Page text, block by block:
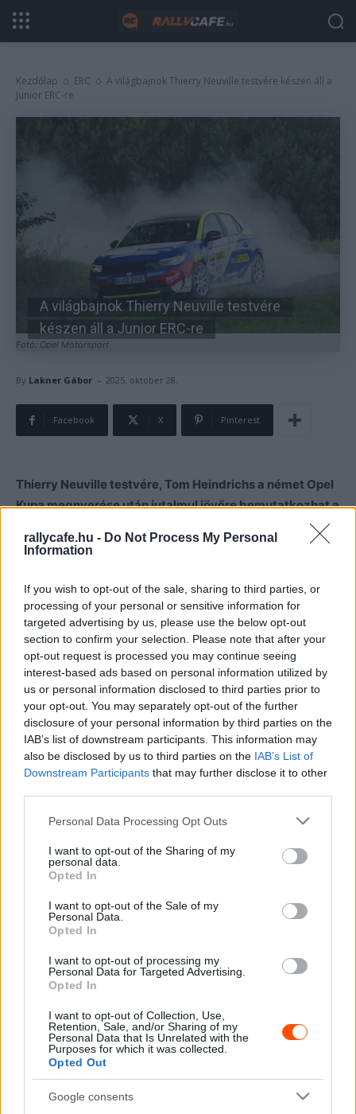
rallycafe.hu - Do Not Process My Personal
Information
If you wish to opt-out of the sale, sharing to third parties, or
processing of your personal or sensitive information for
targeted advertising by us, please use the below opt-out
section to confirm your selection. Please note that after your
opt-out request is processed you may continue seeing
interest-based ads based on personal information utilized by
us or personal information disclosed to third parties prior to
your opt-out. You may separately opt-out of the further
disclosure of your personal information by third parties on the
IAB’s list of downstream participants. This information may
also be disclosed by us to third parties on the IAB’s List of
Downstream Participants that may further disclose it to other
Please note that this website/app uses one or more Google
not limited to your visit or usage behaviour. You may click to
grant or deny consent to Google and its third-party tags to
use your data for below specified purposes in below Google
consent section.
Personal Data Processing Opt Outs
I want to opt-out of the Sharing of my
personal data.
Opted In
I want to opt-out of the Sale of my
Personal Data.
Opted In
I want to opt-out of processing my
Personal Data for Targeted Advertising.
Opted In
I want to opt-out of Collection, Use,
Retention, Sale, and/or Sharing of my
Personal Data that Is Unrelated with the
Purposes for which it was collected.
Opted Out
Google consents
Kezdőlap ERC
A világbajnok Thierry Neuville testvére készen áll a
Junior ERC-re
Fotó: Opel Motorsport
A világbajnok Thierry Neuville testvére
készen áll a Junior ERC-re
By Lakner Gábor - 2025. október 28.
Facebook X Pinterest
Thierry Neuville testvére, Tom Heindrichs a német Opel
Kupa megnyerése után jutalmul jövőre bemutatkozhat a
nyerte meg a német Opel Kupát, így 2026-ban a Junior
ERC-ben indulhat. A 21 éves belga versenyző bajnoki
címe a Közép-Európa Rally betétfutamán dőlt el, amikor
riválisa, Alex Espanol az utolsó szakaszon
balesetet
szenvedett.
„Időbe telik, mire ez az egész leülepedik bennem. Nehéz
szezon volt, és nem ment mindig minden a terv szerint,
de megpróbáltuk mindenből a legjobbat kihozni. Ez tett
minket erőssé és segített megőrizni a hidegvérünket a
szoros versenyben. Sajnálom Alexet, nagyon jó ellenfél
volt. A Power Stage-en nekünk is voltak kalandjaink, de
mondta a Jonas Schmitz navigálásával versenyző
Heindrichs.
A következő évet pedig a Junior ERC-ben kezdheti meg a
páros, ugyanis az Opel Kupa győztesének ez volt a
jutalma. Neuville öccse Manfred Stohl csapatában, egy
Opel Corsa Rally4-es volánja mögött folytathatja.
„Ez volt a célunk, tuduk, hogy nem lesz könnyű, főleg úgy,
hogy szinte az összes gyorsasági szakasz új volt nekünk
ebben az évben – mondta Heindrichs. – Rendkívül büszke
vagyok az egész csapatra és Jonasra, aki fantasztikus
munkát végzett. Minden partneremnek köszönettel